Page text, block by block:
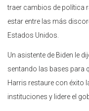
traer cambios de política
estar entre las más
Estados Unidos.
Un asistente de Biden le
sentando las bases para
Harris restaure con éxito
instituciones y lidere el